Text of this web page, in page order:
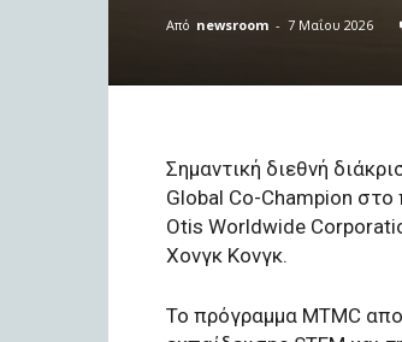
Από newsroom - 7 Μαΐου 2026
Σημαντική διεθνή
Global Co-Champion
Otis Worldwide
Χονγκ Κονγκ.
Το πρόγραμμα MTMC